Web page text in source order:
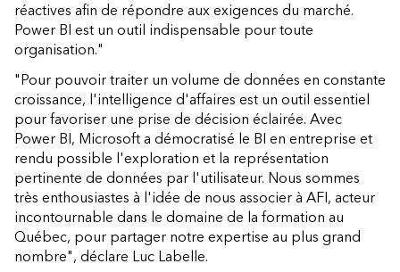
réactives afin de répondre aux exigences du marché.
Power BI est un outil indispensable pour toute
organisation."
"Pour pouvoir traiter un volume de données en constante
croissance, l'intelligence d'affaires est un outil essentiel
pour favoriser une prise de décision éclairée. Avec
Power BI, Microsoft a démocratisé le BI en entreprise et
rendu possible l'exploration et la représentation
pertinente de données par l'utilisateur. Nous sommes
très enthousiastes à l'idée de nous associer à AFI, acteur
incontournable dans le domaine de la formation au
Québec, pour partager notre expertise au plus grand
nombre", déclare Luc Labelle.